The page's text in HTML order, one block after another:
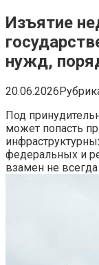
Изъятие
нужд,
20.06.2026
Под
может попасть
федеральных и
взамен не